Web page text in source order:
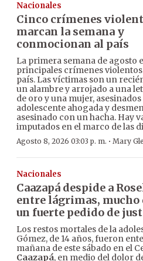
Nacionales
Cinco crímenes
marcan la semana y
conmocionan al país
La primera semana de agosto
principales crímenes
país. Las víctimas son un
un alambre y arrojado a una
de oro y una mujer,
adolescente ahogada y
asesinado con un hacha. Hay
imputados en el marco de las
Agosto 8, 2026 03:03 p. m. · Mary
Nacionales
Caazapá despide a
entre lágrimas, mucho
un fuerte pedido de
Los restos mortales de la
Gómez, de 14 años, fueron
mañana de este sábado en el
Caazapá, en medio del dolor